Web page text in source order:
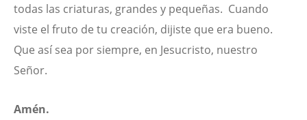
todas las criaturas, grandes y pequeñas. Cuando
viste el fruto de tu creación, dijiste que era bueno.
Que así sea por siempre, en Jesucristo, nuestro
Señor.
Amén.